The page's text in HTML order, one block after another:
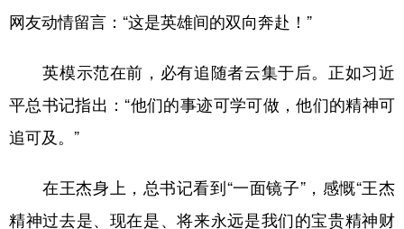
网友动情留言：“这是英雄间的双向奔赴！”
英模示范在前，必有追随者云集于后。正如习近
平总书记指出：“他们的事迹可学可做，他们的精神可
追可及。”
在王杰身上，总书记看到“一面镜子”，感慨“王杰
精神过去是、现在是、将来永远是我们的宝贵精神财